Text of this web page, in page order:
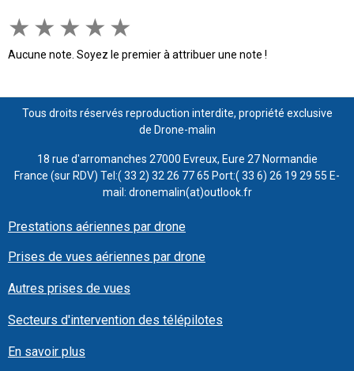
★ ★ ★ ★ ★
Aucune note. Soyez le premier à attribuer une note !
Tous droits réservés reproduction interdite, propriété exclusive
de Drone-malin
18 rue d'arromanches 27000 Evreux, Eure 27 Normandie
France (sur RDV) Tel:( 33 2) 32 26 77 65 Port:( 33 6) 26 19 29 55 E-
mail: dronemalin(at)outlook.fr
Prestations aériennes par drone
Prises de vues aériennes par drone
Autres prises de vues
Secteurs d'intervention des télépilotes
En savoir plus